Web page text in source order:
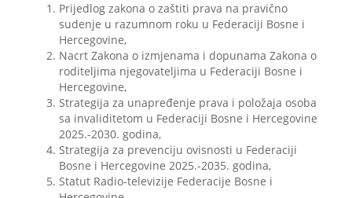
Prijedlog zakona o zaštiti prava na pravično
sudenje u razumnom roku u Federaciji Bosne i
Hercegovine,
Nacrt Zakona o izmjenama i dopunama Zakona o
roditeljima njegovateljima u Federaciji Bosne i
Hercegovine,
Strategija za unapređenje prava i položaja osoba
sa invaliditetom u Federaciji Bosne i Hercegovine
2025.-2030. godina,
Strategija za prevenciju ovisnosti u Federaciji
Bosne i Hercegovine 2025.-2035. godina,
Statut Radio-televizije Federacije Bosne i